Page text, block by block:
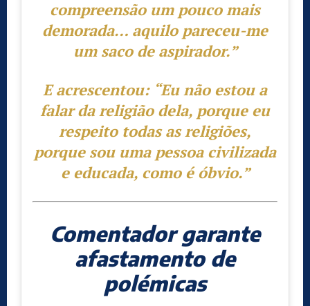
compreensão um pouco mais
demorada… aquilo pareceu-me
um saco de aspirador.”
E acrescentou: “Eu não estou a
falar da religião dela, porque eu
respeito todas as religiões,
porque sou uma pessoa civilizada
e educada, como é óbvio.”
Comentador garante
afastamento de
polémicas